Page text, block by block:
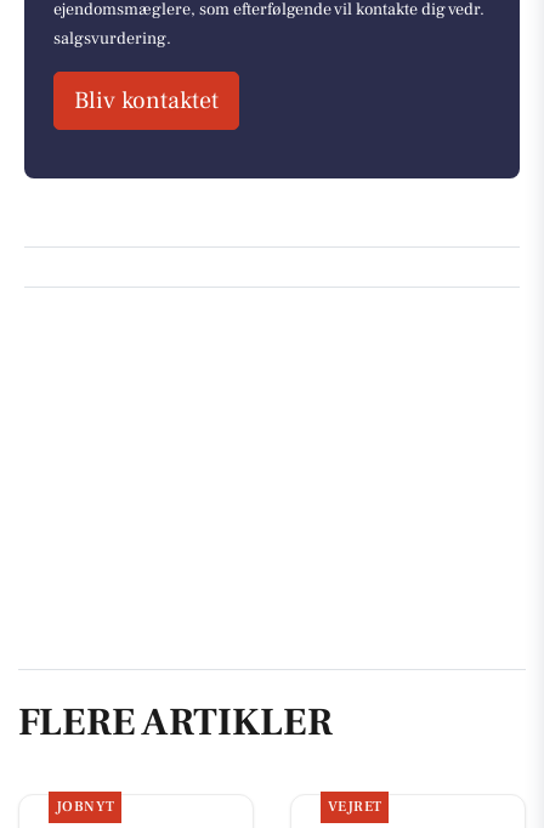
ejendomsmæglere, som efterfølgende vil kontakte dig vedr.
salgsvurdering.
Bliv kontaktet
FLERE ARTIKLER
JOBNYT VEJRET